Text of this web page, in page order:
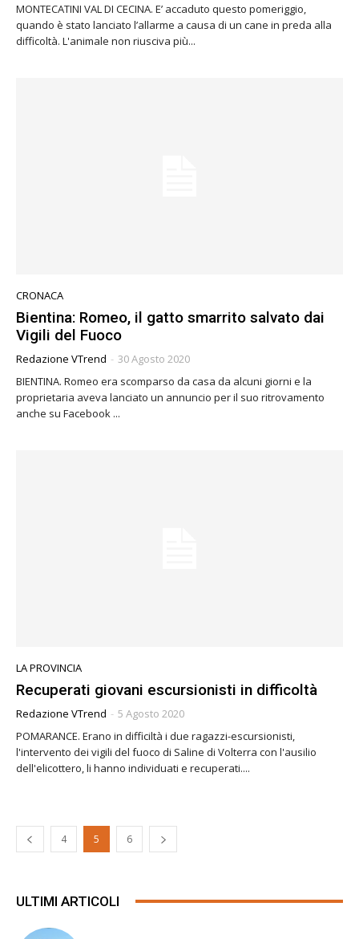
MONTECATINI VAL DI CECINA. E’ accaduto questo pomeriggio,
quando è stato lanciato l’allarme a causa di un cane in preda alla
difficoltà. L'animale non riusciva più...
CRONACA
Bientina: Romeo, il gatto smarrito salvato dai
Vigili del Fuoco
Redazione VTrend - 30 Agosto 2020
BIENTINA. Romeo era scomparso da casa da alcuni giorni e la
proprietaria aveva lanciato un annuncio per il suo ritrovamento
anche su Facebook ...
LA PROVINCIA
Recuperati giovani escursionisti in difficoltà
Redazione VTrend - 5 Agosto 2020
POMARANCE. Erano in difficiltà i due ragazzi-escursionisti,
l'intervento dei vigili del fuoco di Saline di Volterra con l'ausilio
dell'elicottero, li hanno individuati e recuperati....
4 5 6
ULTIMI ARTICOLI